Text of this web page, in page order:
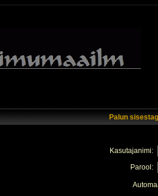
Palun
Kasutajanimi:
Parool: